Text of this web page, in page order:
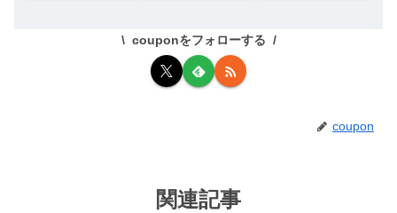
couponをフォローする
coupon
関連記事